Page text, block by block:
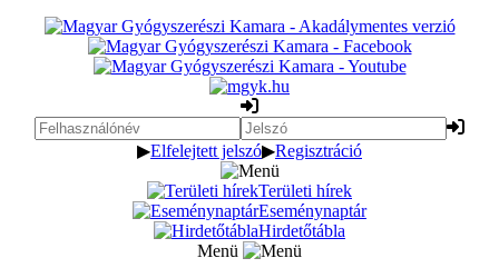
▶Elfelejtett jelszó▶Regisztráció
Területi hírek
Eseménynaptár
Hirdetőtábla
Menü